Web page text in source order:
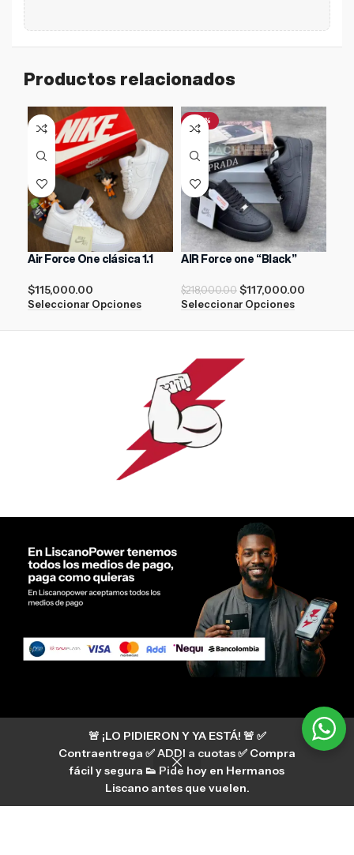
🚨 ¡LO PIDIERON Y YA ESTÁ! 🚨 ✅
Contraentrega ✅ ADDI a cuotas ✅ Compra
fácil y segura 👟 Pide hoy en Hermanos
Liscano antes que vuelen.
Productos relacionados
Air Force One clásica 1.1
$115,000.00
Seleccionar Opciones
-46%
AIR Force one “Black”
$218,000.00 $117,000.00
Seleccionar Opciones
Si tienes algún tipo de duda, puedes consultar
nuestro centro de ayuda
hermanosliscano_10 Instagram
Aura
hermanosliscano Tik Tok
Únete a nuestros canales de difusión en
WhatsApp